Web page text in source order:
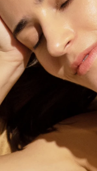
NOWOŚĆ
FAQ™ Pure
BREAKING
issa™ Teeth
Język
English
Français
Türkçe